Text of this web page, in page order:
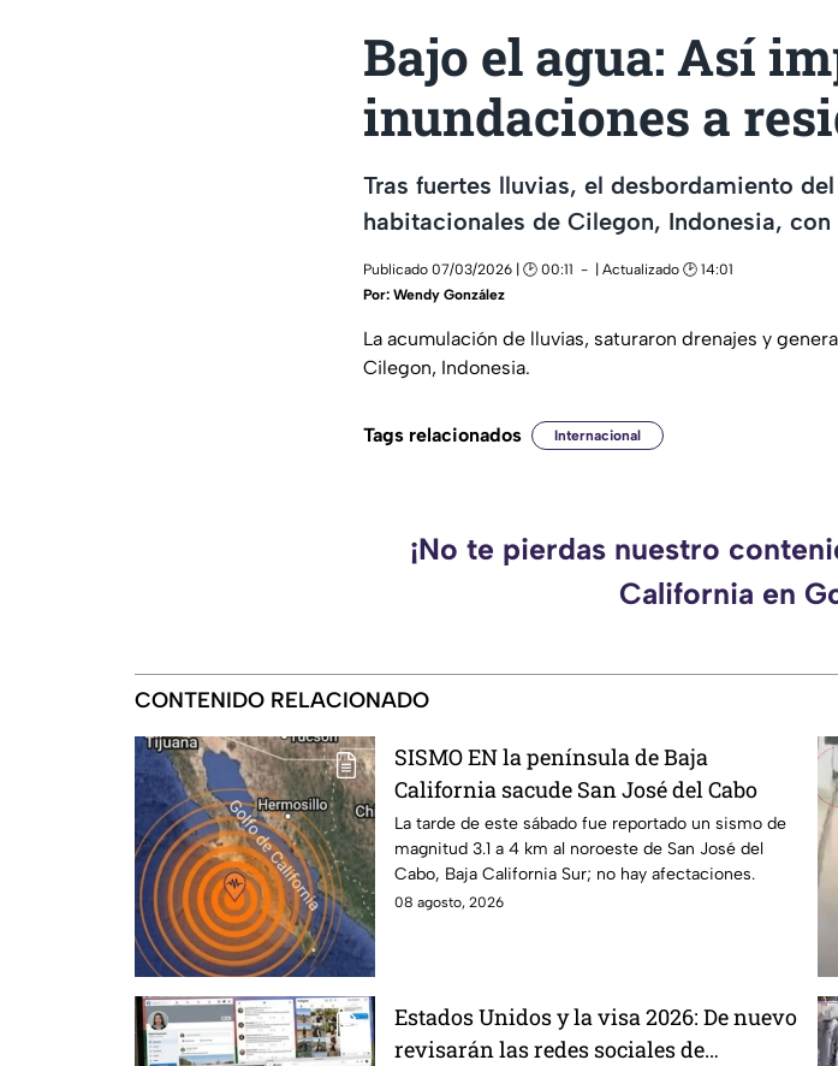
Bajo el agua: Así
inundaciones a
Tras fuertes lluvias, el desbordamiento
habitacionales de Cilegon, Indonesia, con
Publicado 07/03/2026 | 🕑 00:11
| Actualizado 🕑 14:01
Por: Wendy González
La acumulación de lluvias, saturaron drenajes y
Cilegon, Indonesia.
Tags relacionados Internacional
¡No te pierdas nuestro
California en
CONTENIDO RELACIONADO
SISMO EN la península de Baja
California sacude San José del Cabo
La tarde de este sábado fue reportado un sismo de
magnitud 3.1 a 4 km al noroeste de San José del
Cabo, Baja California Sur; no hay afectaciones.
08 agosto, 2026
Estados Unidos y la visa 2026: De nuevo
revisarán las redes sociales de